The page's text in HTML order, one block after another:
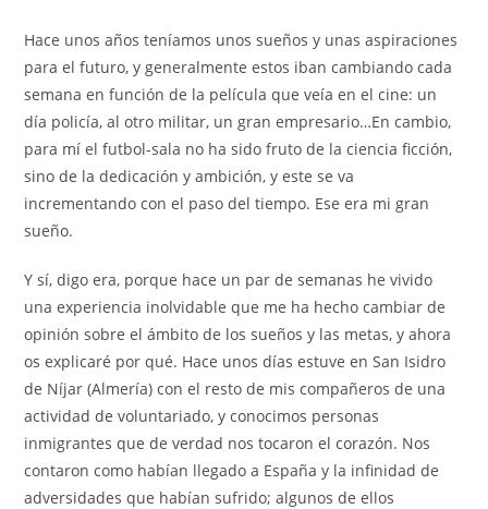
Hace unos años teníamos unos sueños y unas aspiraciones
para el futuro, y generalmente estos iban cambiando cada
semana en función de la película que veía en el cine: un
día policía, al otro militar, un gran empresario…En cambio,
para mí el futbol-sala no ha sido fruto de la ciencia ficción,
sino de la dedicación y ambición, y este se va
incrementando con el paso del tiempo. Ese era mi gran
sueño.
Y sí, digo era, porque hace un par de semanas he vivido
una experiencia inolvidable que me ha hecho cambiar de
opinión sobre el ámbito de los sueños y las metas, y ahora
os explicaré por qué. Hace unos días estuve en San Isidro
de Níjar (Almería) con el resto de mis compañeros de una
actividad de voluntariado, y conocimos personas
inmigrantes que de verdad nos tocaron el corazón. Nos
contaron como habían llegado a España y la infinidad de
adversidades que habían sufrido; algunos de ellos